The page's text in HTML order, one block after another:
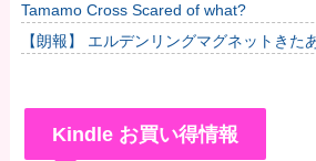
Tamamo Cross Scared of what?
【朗報】 エルデンリングマグネットきた
Kindle お買い得情報